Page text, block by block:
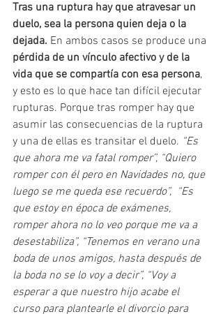
Tras una ruptura hay que atravesar un
duelo, sea la persona quien deja o la
dejada. En ambos casos se produce una
pérdida de un vínculo afectivo y de la
vida que se compartía con esa persona,
y esto es lo que hace tan difícil ejecutar
rupturas. Porque tras romper hay que
asumir las consecuencias de la ruptura
y una de ellas es transitar el duelo. “Es
que ahora me va fatal romper”, “Quiero
romper con él pero en Navidades no, que
luego se me queda ese recuerdo”,  “Es
que estoy en época de exámenes,
romper ahora no lo veo porque me va a
desestabiliza”, “Tenemos en verano una
boda de unos amigos, hasta después de
la boda no se lo voy a decir”, “Voy a
esperar a que nuestro hijo acabe el
curso para plantearle el divorcio para